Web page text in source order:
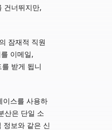
건너뛰지만,
잠재적 직원
이메일,
받게 됩니
이스를 사용하
산은 단일 소
정보와 같은 신